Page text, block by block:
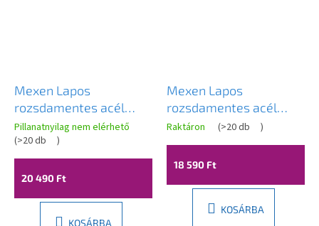
Mexen Lapos
rozsdamentes acél
zuhanytálca, 360°-ban
forgatható szifon, 70
cm-es minta M13, 2 az
1-ben, 1010050-40
Pillanatnyilag nem elérhető
(>20 db )
20 490 Ft
KOSÁRBA
Mexen Lapos
rozsdamentes acél
zuhanyfolyóka 60 cm
minta M12, 1021060-15
Raktáron (>20 db )
18 590 Ft
KOSÁRBA